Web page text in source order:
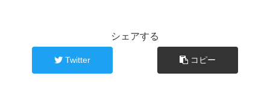
シェアする
Twitter コピー